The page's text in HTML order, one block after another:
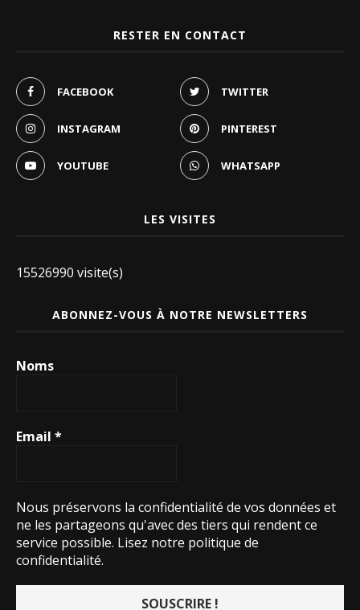
RESTER EN CONTACT
FACEBOOK TWITTER
INSTAGRAM PINTEREST
YOUTUBE WHATSAPP
LES VISITES
15526990 visite(s)
ABONNEZ-VOUS À NOTRE NEWSLETTERS
Noms
Email *
Nous préservons la confidentialité de vos données et
ne les partageons qu'avec des tiers qui rendent ce
service possible. Lisez notre politique de
confidentialité.